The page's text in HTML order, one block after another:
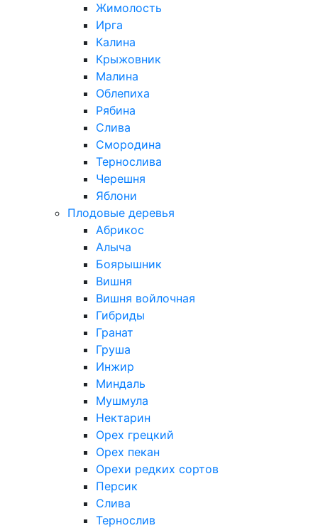
Жимолость
Ирга
Калина
Крыжовник
Малина
Облепиха
Рябина
Слива
Смородина
Тернослива
Черешня
Яблони
Плодовые деревья
Абрикос
Алыча
Боярышник
Вишня
Вишня войлочная
Гибриды
Гранат
Груша
Инжир
Миндаль
Мушмула
Нектарин
Орех грецкий
Орех пекан
Орехи редких сортов
Персик
Слива
Тернослив